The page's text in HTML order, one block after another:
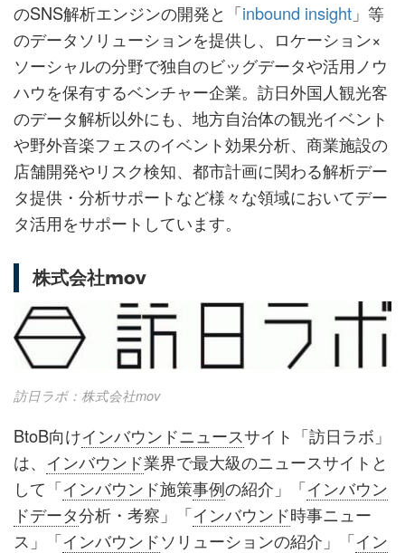
のSNS解析エンジンの開発と「inbound insight 」等
のデータソリューションを提供し、ロケーション×
ソーシャルの分野で独自のビッグデータや活用ノウ
ハウを保有するベンチャー企業。訪日外国人観光客
のデータ解析以外にも、地方自治体の観光イベント
や野外音楽フェスのイベント効果分析、商業施設の
店舗開発やリスク検知、都市計画に関わる解析デー
タ提供・分析サポートなど様々な領域においてデー
タ活用をサポートしています。
株式会社mov
訪日ラボ：株式会社mov
BtoB向けインバウンドニュースサイト「訪日ラボ」
は、 インバウンド業界で最大級のニュースサイトと
して「インバウンド施策事例の紹介」「インバウン
ドデータ分析・考察」「インバウンド時事ニュー
ス」「インバウンドソリューションの紹介」「イン